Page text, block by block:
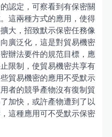
認定，可察看到有保密關
這兩種方式的應用，使得
大，招致默示保密任務像
廣泛化，這是對貿易機密
辦法要件的規范目標，應
限制，使貿易機密共享有
貿易機密的應用不受默示
者的競爭產物沒有復制貿
加快，或許產物遭到了以
這種應用可不受默示保密